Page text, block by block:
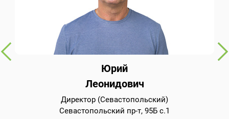
Юрий
Леонидович
Директор (Севастопольский)
Севастопольский пр-т, 95Б с.1